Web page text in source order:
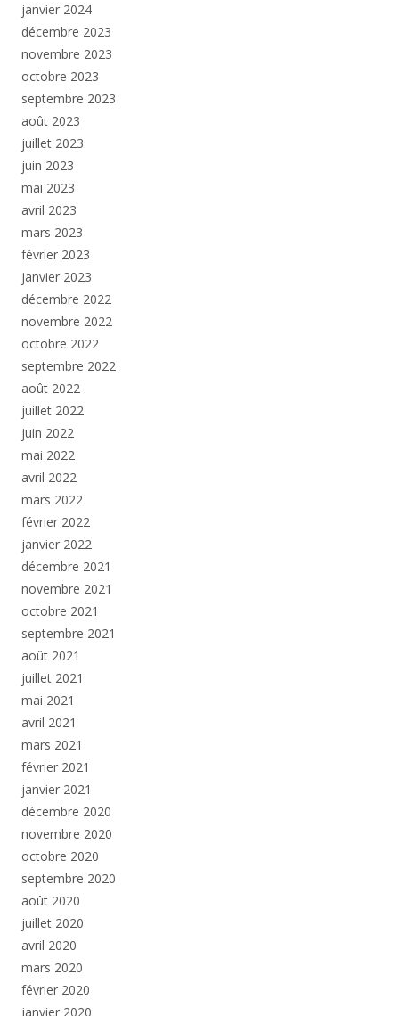
janvier 2024
décembre 2023
novembre 2023
octobre 2023
septembre 2023
août 2023
juillet 2023
juin 2023
mai 2023
avril 2023
mars 2023
février 2023
janvier 2023
décembre 2022
novembre 2022
octobre 2022
septembre 2022
août 2022
juillet 2022
juin 2022
mai 2022
avril 2022
mars 2022
février 2022
janvier 2022
décembre 2021
novembre 2021
octobre 2021
septembre 2021
août 2021
juillet 2021
mai 2021
avril 2021
mars 2021
février 2021
janvier 2021
décembre 2020
novembre 2020
octobre 2020
septembre 2020
août 2020
juillet 2020
avril 2020
mars 2020
février 2020
janvier 2020